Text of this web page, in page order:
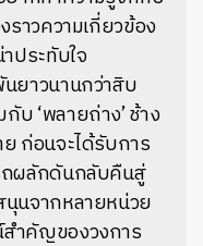
ราวความเกี่ยวข้อง
ประทับใจ
ยาวนานกว่าสิบ
‘พลายถ่าง’ ช้าง
ก่อนจะได้รับการ
ผลักดันกลับคืนสู่
นุนจากหลายหน่วย
ำคัญของวงการ